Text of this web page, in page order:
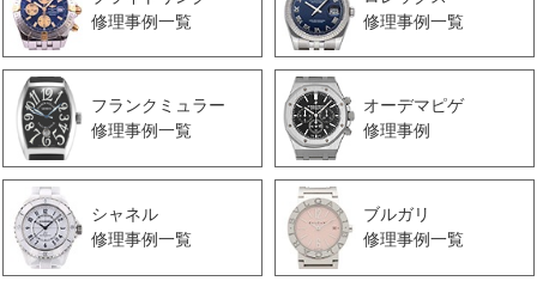
修理事例一覧
修理事例一覧
フランクミュラー
修理事例一覧
オーデマピゲ
修理事例
シャネル
修理事例一覧
ブルガリ
修理事例一覧